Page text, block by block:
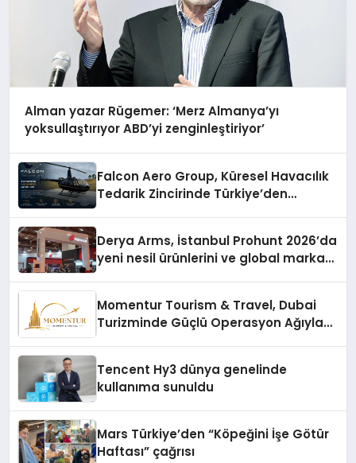
Alman yazar Rügemer: ‘Merz Almanya’yı
yoksullaştırıyor ABD’yi zenginleştiriyor’
Falcon Aero Group, Küresel Havacılık
Tedarik Zincirinde Türkiye’den
Derya Arms, İstanbul Prohunt 2026’da
yeni nesil ürünlerini ve global marka
Momentur Tourism & Travel, Dubai
Turizminde Güçlü Operasyon Ağıyla
Tencent Hy3 dünya genelinde
kullanıma sunuldu
Mars Türkiye’den “Köpeğini İşe Götür
Haftası” çağrısı